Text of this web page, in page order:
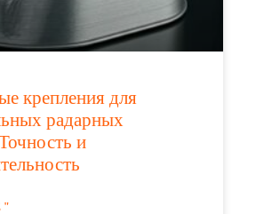
крепления для
радарных
и
"